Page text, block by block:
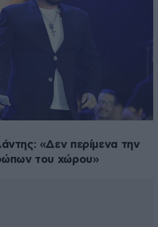
«Δεν περίμενα την
του χώρου»